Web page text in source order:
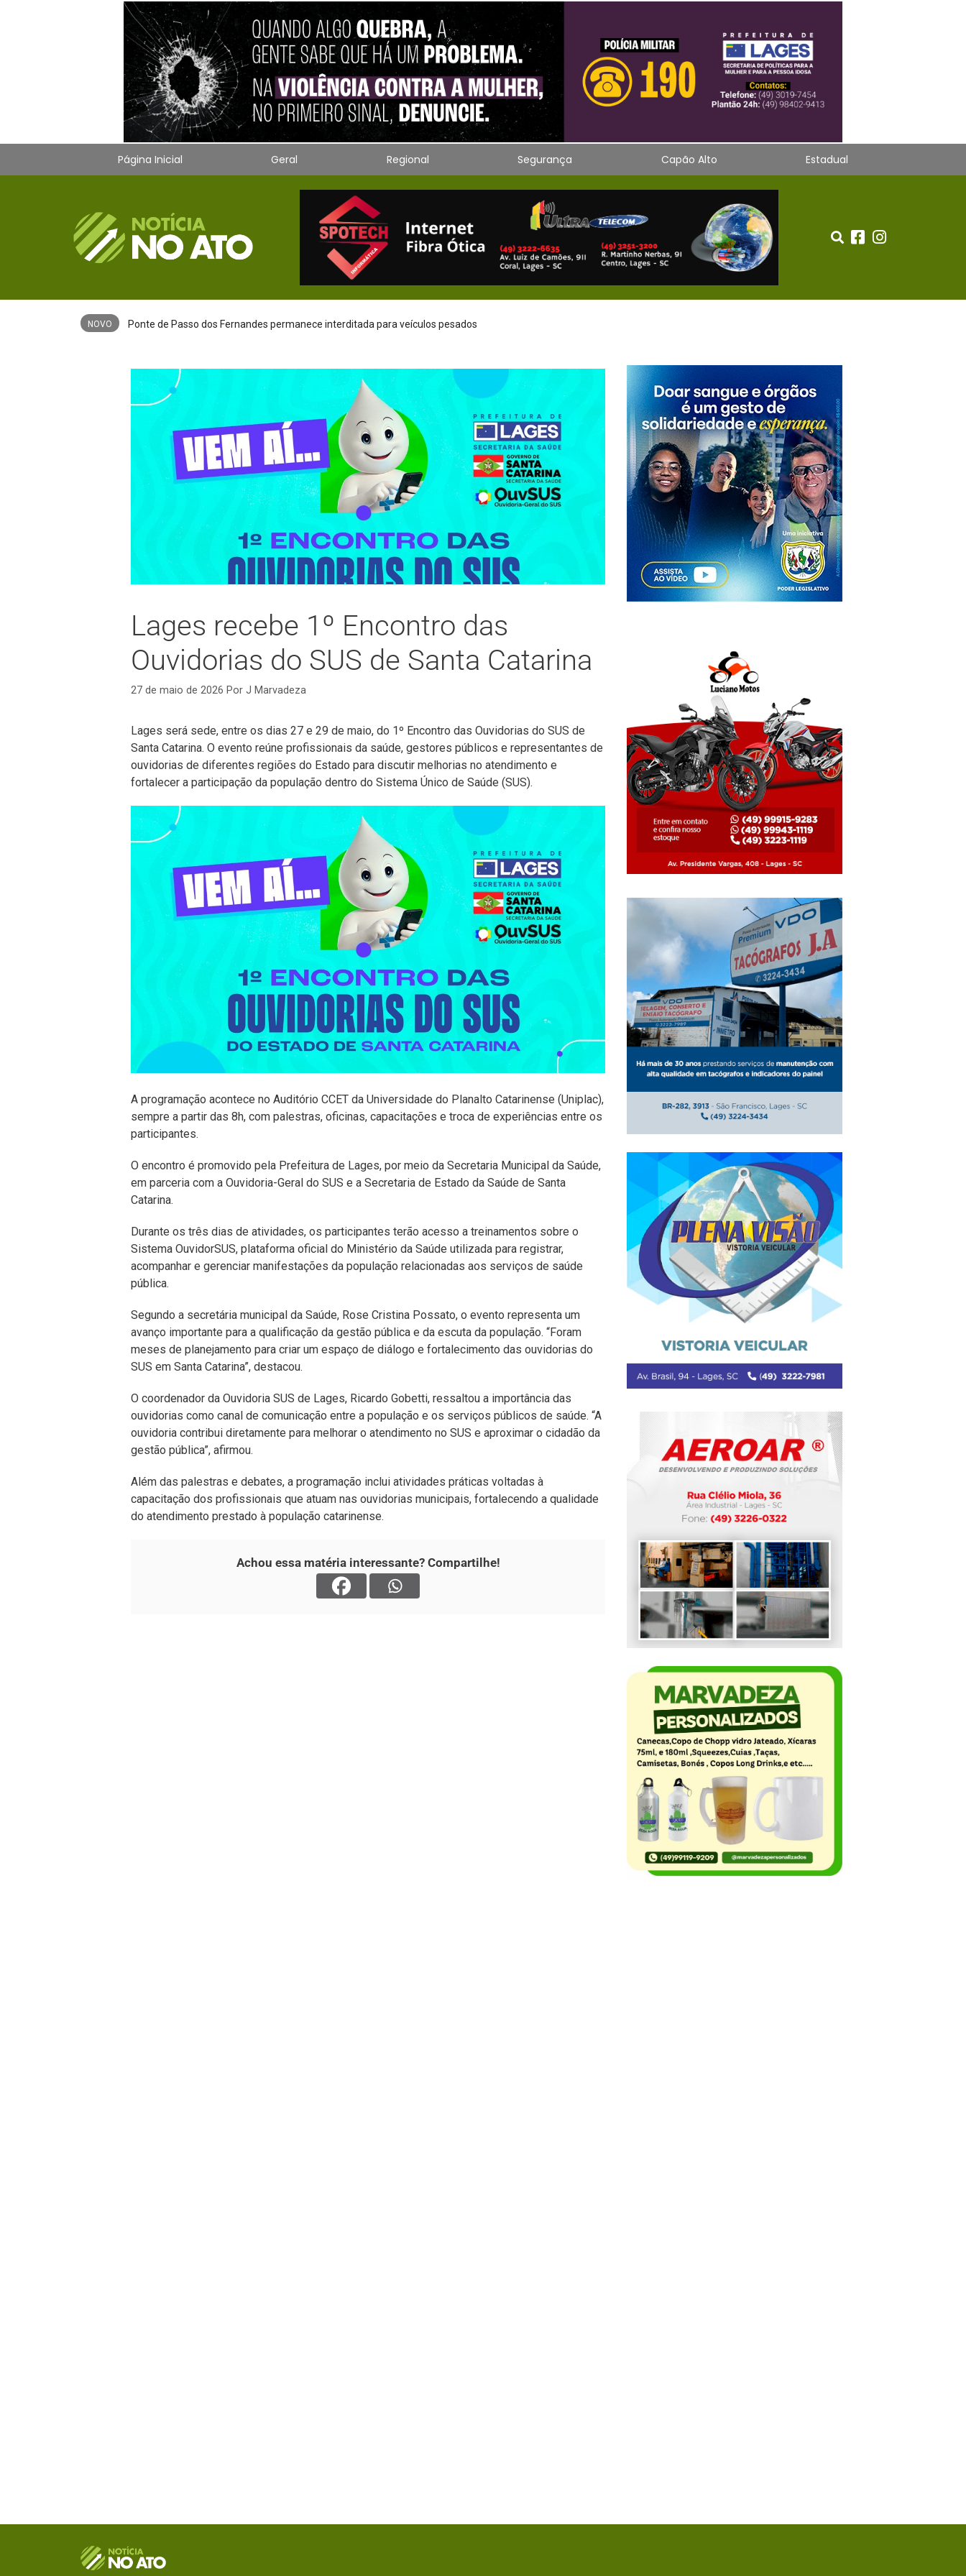
Página Inicial Geral Regional Segurança Capão Alto Estadual
NOVO
Lages recebe 1º Encontro das
Ouvidorias do SUS de Santa Catarina
27 de maio de 2026 Por J Marvadeza
Lages será sede, entre os dias 27 e 29 de maio, do 1º Encontro das Ouvidorias do SUS de
Santa Catarina. O evento reúne profissionais da saúde, gestores públicos e representantes de
ouvidorias de diferentes regiões do Estado para discutir melhorias no atendimento e
fortalecer a participação da população dentro do Sistema Único de Saúde (SUS).
A programação acontece no Auditório CCET da Universidade do Planalto Catarinense (Uniplac),
sempre a partir das 8h, com palestras, oficinas, capacitações e troca de experiências entre os
participantes.
O encontro é promovido pela Prefeitura de Lages, por meio da Secretaria Municipal da Saúde,
em parceria com a Ouvidoria-Geral do SUS e a Secretaria de Estado da Saúde de Santa
Catarina.
Durante os três dias de atividades, os participantes terão acesso a treinamentos sobre o
Sistema OuvidorSUS, plataforma oficial do Ministério da Saúde utilizada para registrar,
acompanhar e gerenciar manifestações da população relacionadas aos serviços de saúde
pública.
Segundo a secretária municipal da Saúde, Rose Cristina Possato, o evento representa um
avanço importante para a qualificação da gestão pública e da escuta da população. “Foram
meses de planejamento para criar um espaço de diálogo e fortalecimento das ouvidorias do
SUS em Santa Catarina”, destacou.
O coordenador da Ouvidoria SUS de Lages, Ricardo Gobetti, ressaltou a importância das
ouvidorias como canal de comunicação entre a população e os serviços públicos de saúde. “A
ouvidoria contribui diretamente para melhorar o atendimento no SUS e aproximar o cidadão da
gestão pública”, afirmou.
Além das palestras e debates, a programação inclui atividades práticas voltadas à
capacitação dos profissionais que atuam nas ouvidorias municipais, fortalecendo a qualidade
do atendimento prestado à população catarinense.
Achou essa matéria interessante? Compartilhe!